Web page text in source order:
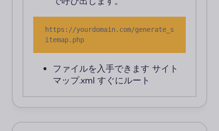
https://yourdomain.com/generate_s
itemap.php
ファイルを入手できます サイト
マップ.xml すぐにルート